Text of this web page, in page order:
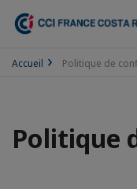
Accueil Politique de
Politique